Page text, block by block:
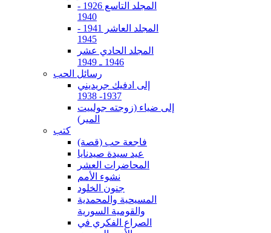
المجلد التاسع 1926 -
1940
المجلد العاشر 1941 -
1945
المجلد الحادي عشر
1946 ـ 1949
رسائل الحب
إلى ادفيك جريديني
1937- 1938
إلى ضياء (زوجته جولييت
المير)
كتب
فاجعة حب (قصة)
عيد سيدة صيدنايا
المحاضرات العشر
نشوء الأمم
جنون الخلود
المسيحية والمحمدية
والقومية السورية
الصراع الفكري في